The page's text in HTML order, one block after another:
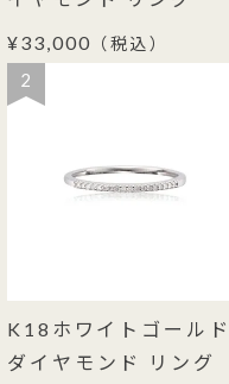
¥33,000 （税込）
2
K18ホワイトゴールド
ダイヤモンド リング